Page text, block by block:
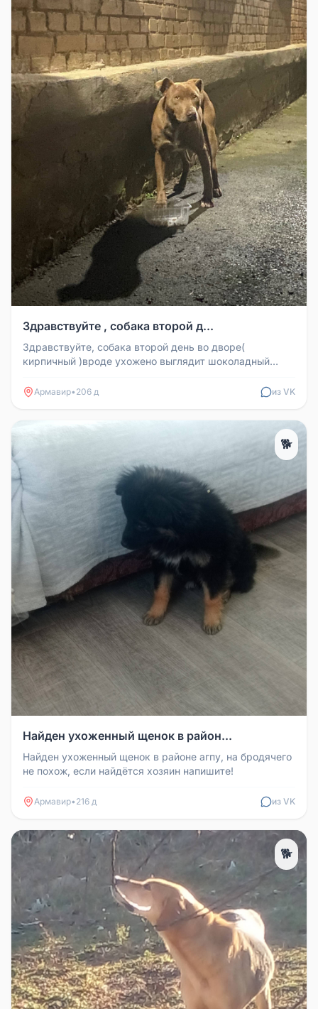
Здравствуйте , собака второй д...
Здравствуйте, собака второй день во дворе(
кирпичный )вроде ухожено выглядит шоколадный
Армавир• 206 д из VK
🐕
Найден ухоженный щенок в район...
Найден ухоженный щенок в районе агпу, на бродячего
не похож, если найдётся хозяин напишите!
Армавир• 216 д из VK
🐕